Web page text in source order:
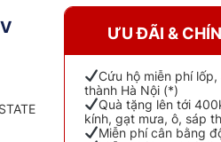
ƯU ĐÃI &
Cứu hộ miễn phí
thành Hà Nội (*)
Quà tặng lên tới
kính, gạt mưa, ô, sáp
Miễn phí cân bằng